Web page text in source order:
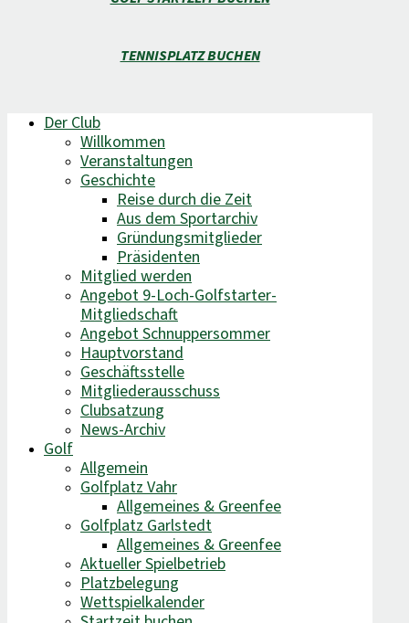
TENNISPLATZ BUCHEN
Der Club
Willkommen
Veranstaltungen
Geschichte
Reise durch die Zeit
Aus dem Sportarchiv
Gründungsmitglieder
Präsidenten
Mitglied werden
Angebot 9-Loch-Golfstarter-
Mitgliedschaft
Angebot Schnuppersommer
Hauptvorstand
Geschäftsstelle
Mitgliederausschuss
Clubsatzung
News-Archiv
Golf
Allgemein
Golfplatz Vahr
Allgemeines & Greenfee
Golfplatz Garlstedt
Allgemeines & Greenfee
Aktueller Spielbetrieb
Platzbelegung
Wettspielkalender